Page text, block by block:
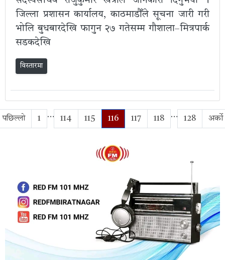
जिल्ला प्रशासन कार्यालय, काठमाडौँले सूचना जारी गरी
भोलि बुधबारदेखि फागुन २७ गतेसम्म गौशाला–मित्रपार्क
सडकदेखि
विस्तारमा
पछिल्लो 1 … 114 115 116 117 118 … 128 अर्को